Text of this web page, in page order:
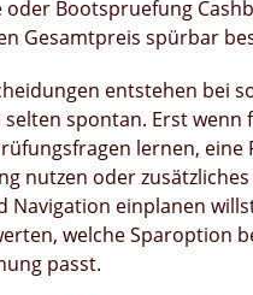
oder Bootspruefung
Gesamtpreis spürbar
entstehen bei
selten spontan. Erst wenn
lernen, eine
nutzen oder
Navigation einplanen
welche Sparoption
passt.